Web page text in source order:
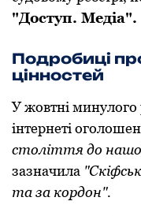
"Доступ. Медіа".
Подробиці
цінностей
У жовтні минулого
інтернеті
стoліття дo
зазначила
та за кoрдoн".